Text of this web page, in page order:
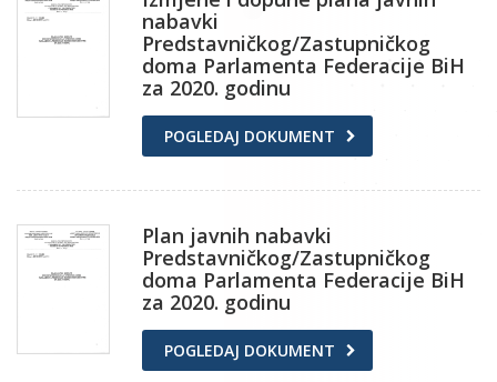
nabavki
Predstavničkog/Zastupničkog
doma Parlamenta Federacije BiH
za 2020. godinu
POGLEDAJ DOKUMENT
Plan javnih nabavki
Predstavničkog/Zastupničkog
doma Parlamenta Federacije BiH
za 2020. godinu
POGLEDAJ DOKUMENT